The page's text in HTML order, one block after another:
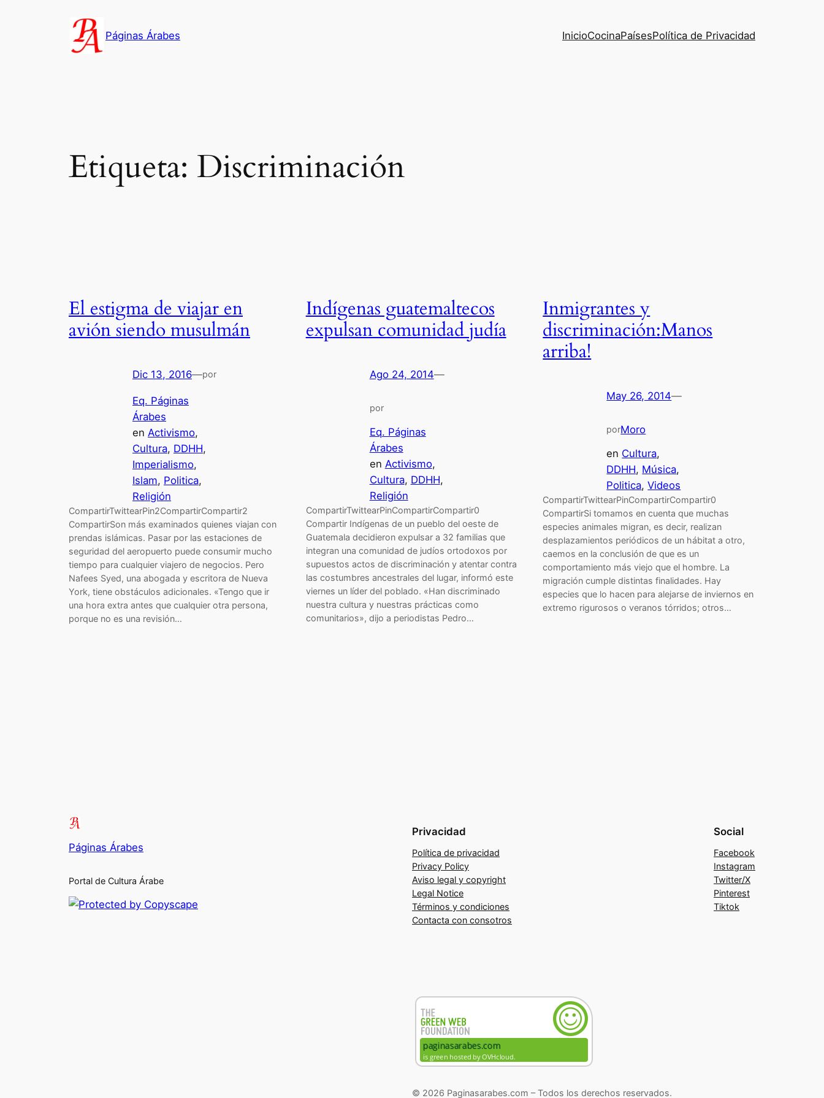
Páginas Árabes InicioCocinaPaísesPolítica de Privacidad
Etiqueta: Discriminación
El estigma de viajar en
avión siendo musulmán
Dic 13, 2016—por
Eq. Páginas
Árabes
en Activismo
Cultura, DDHH
Imperialismo
Islam, Politica
Religión
CompartirTwittearPin2CompartirCompartir2
CompartirSon más examinados quienes viajan con
prendas islámicas. Pasar por las estaciones de
seguridad del aeropuerto puede consumir mucho
tiempo para cualquier viajero de negocios. Pero
Nafees Syed, una abogada y escritora de Nueva
York, tiene obstáculos adicionales. «Tengo que ir
una hora extra antes que cualquier otra persona,
porque no es una revisión…
Indígenas guatemaltecos
expulsan comunidad judía
Ago 24, 2014—
por
Eq. Páginas
Árabes
en Activismo
Cultura, DDHH
Religión
CompartirTwittearPinCompartirCompartir0
Compartir Indígenas de un pueblo del oeste de
Guatemala decidieron expulsar a 32 familias que
integran una comunidad de judíos ortodoxos por
supuestos actos de discriminación y atentar contra
las costumbres ancestrales del lugar, informó este
viernes un líder del poblado. «Han discriminado
nuestra cultura y nuestras prácticas como
comunitarios», dijo a periodistas Pedro…
Inmigrantes y
discriminación:Manos
arriba!
May 26, 2014—
porMoro
en Cultura
DDHH, Música
Politica, Videos
CompartirTwittearPinCompartirCompartir0
CompartirSi tomamos en cuenta que muchas
especies animales migran, es decir, realizan
desplazamientos periódicos de un hábitat a otro,
caemos en la conclusión de que es un
comportamiento más viejo que el hombre. La
migración cumple distintas finalidades. Hay
especies que lo hacen para alejarse de inviernos en
extremo rigurosos o veranos tórridos; otros…
Páginas Árabes
Portal de Cultura Árabe
Privacidad
Política de privacidad
Privacy Policy
Aviso legal y copyright
Legal Notice
Términos y condiciones
Contacta con consotros
Social
Facebook
Instagram
Twitter/X
Pinterest
Tiktok
© 2026 Paginasarabes.com – Todos los derechos reservados.